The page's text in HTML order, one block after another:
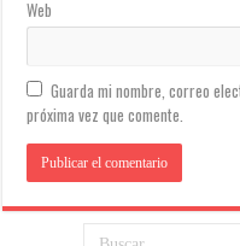
Web
Guarda mi nombre, correo
próxima vez que comente.